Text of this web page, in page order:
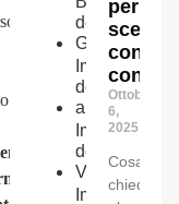
del
Grappa
Impianto
dentale
a
Schio
Impianto
dentale a
Valdagno
Impianto
per
con
Ottobre
6,
2025
Cosa
chiedere